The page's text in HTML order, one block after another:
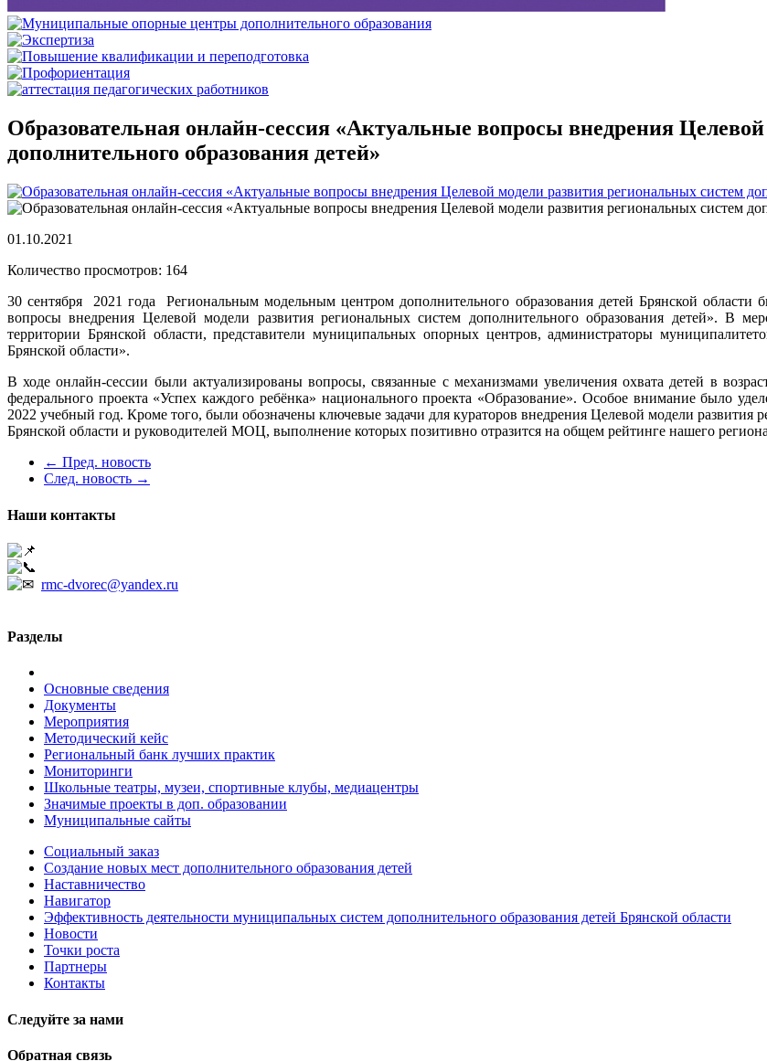
Образовательная онлайн-сессия «Актуальные вопросы внедрения
дополнительного образования детей»
01.10.2021
Количество просмотров: 164
30 сентября 2021 года Региональным модельным центром дополнительного образования детей Брянской области
вопросы внедрения Целевой модели развития региональных систем дополнительного образования детей». В
территории Брянской области, представители муниципальных опорных центров, администраторы
Брянской области».
В ходе онлайн-сессии были актуализированы вопросы, связанные с механизмами увеличения охвата детей в
федерального проекта «Успех каждого ребёнка» национального проекта «Образование». Особое внимание было
2022 учебный год. Кроме того, были обозначены ключевые задачи для кураторов внедрения Целевой модели развития
Брянской области и руководителей МОЦ, выполнение которых позитивно отразится на общем рейтинге нашего
← Пред. новость
След. новость →
Наши контакты
rmc-dvorec@yandex.ru
Разделы
Основные сведения
Документы
Мероприятия
Методический кейс
Региональный банк лучших практик
Мониторинги
Школьные театры, музеи, спортивные клубы, медиацентры
Значимые проекты в доп. образовании
Муниципальные сайты
Социальный заказ
Создание новых мест дополнительного образования детей
Наставничество
Навигатор
Эффективность деятельности муниципальных систем дополнительного образования детей Брянской области
Новости
Точки роста
Партнеры
Контакты
Следуйте за нами
Обратная связь